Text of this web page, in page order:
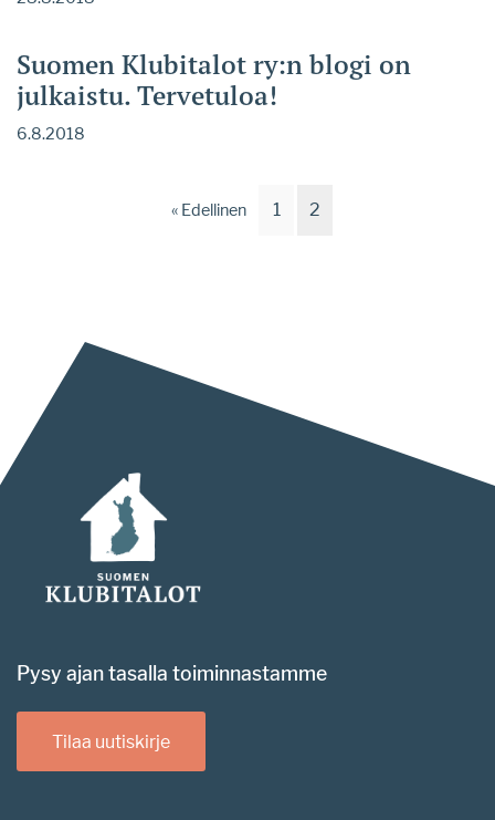
Suomen Klubitalot ry:n blogi on
julkaistu. Tervetuloa!
6.8.2018
« Edellinen 1 2
Pysy ajan tasalla toiminnastamme
Tilaa uutiskirje